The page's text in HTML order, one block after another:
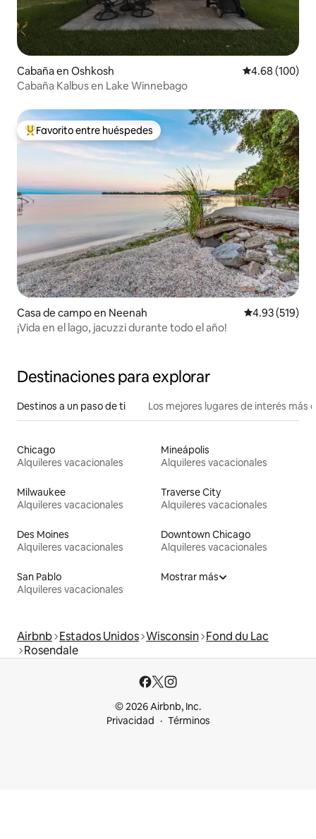
Cabaña en Oshkosh Calificación
4.68 (100)
Cabaña Kalbus en Lake Winnebago
Favorito entre huéspedes preferido
Favorito entre huéspedes
Casa de campo en Neenah Calificación
4.93 (519)
¡Vida en el lago, jacuzzi durante todo el año!
Destinaciones para explorar
Destinos a un paso de ti Los mejores lugares de interés más
Chicago
Alquileres vacacionales
Mineápolis
Alquileres vacacionales
Milwaukee
Alquileres vacacionales
Traverse City
Alquileres vacacionales
Des Moines
Alquileres vacacionales
Downtown Chicago
Alquileres vacacionales
San Pablo
Alquileres vacacionales
Mostrar más
Airbnb Estados Unidos Wisconsin Fond du Lac
Rosendale
© 2026 Airbnb, Inc.
Privacidad
Términos